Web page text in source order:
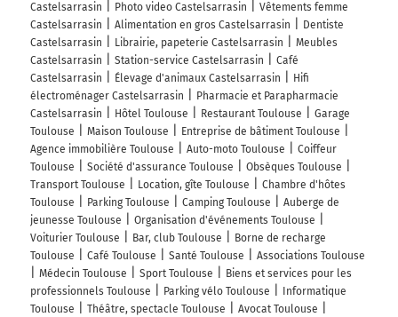
Castelsarrasin
Photo video Castelsarrasin
Vêtements femme
Castelsarrasin
Alimentation en gros Castelsarrasin
Dentiste
Castelsarrasin
Librairie, papeterie Castelsarrasin
Meubles
Castelsarrasin
Station-service Castelsarrasin
Café
Castelsarrasin
Élevage d'animaux Castelsarrasin
Hifi
électroménager Castelsarrasin
Pharmacie et Parapharmacie
Castelsarrasin
Hôtel Toulouse Restaurant Toulouse
Garage
Toulouse
Maison Toulouse
Entreprise de bâtiment Toulouse
Agence immobilière Toulouse
Auto-moto Toulouse
Coiffeur
Toulouse
Société d'assurance Toulouse
Obsèques Toulouse
Transport Toulouse
Location, gîte Toulouse
Chambre d'hôtes
Toulouse
Parking Toulouse Camping Toulouse
Auberge de
jeunesse Toulouse
Organisation d'événements Toulouse
Voiturier Toulouse
Bar, club Toulouse
Borne de recharge
Toulouse
Café Toulouse Santé Toulouse
Associations Toulouse
Médecin Toulouse
Sport Toulouse
Biens et services pour les
professionnels Toulouse
Parking vélo Toulouse
Informatique
Toulouse
Théâtre, spectacle Toulouse
Avocat Toulouse